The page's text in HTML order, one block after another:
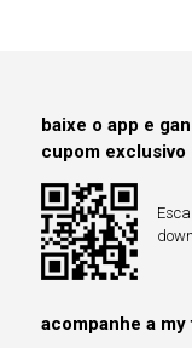
baixe o app e
cupom exclusivo
acompanhe a